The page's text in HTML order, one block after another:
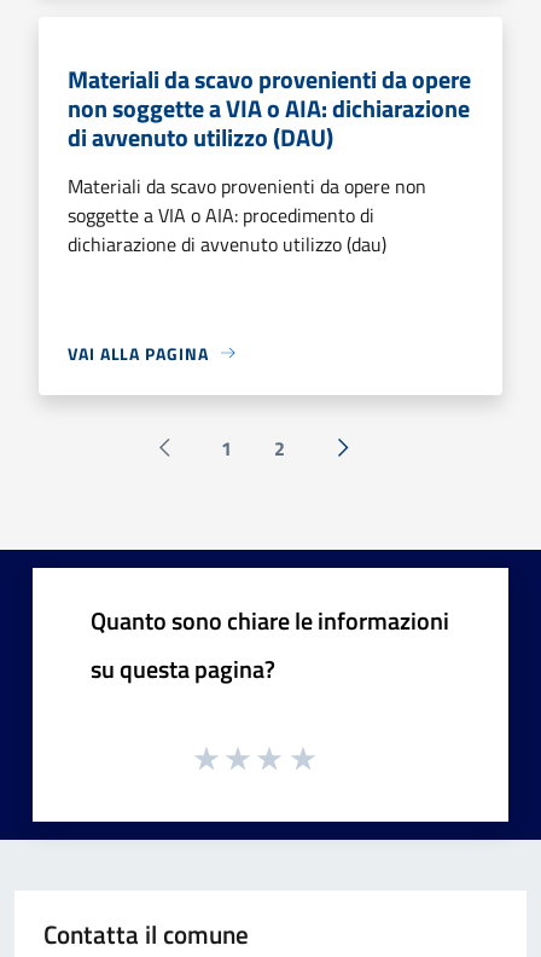
Materiali da scavo provenienti da opere
non soggette a VIA o AIA: dichiarazione
di avvenuto utilizzo (DAU)
Materiali da scavo provenienti da opere non
soggette a VIA o AIA: procedimento di
dichiarazione di avvenuto utilizzo (dau)
VAI ALLA PAGINA
Pagina precedente
1 2 Successiva »
Quanto sono chiare le informazioni
su questa pagina?
Contatta il comune